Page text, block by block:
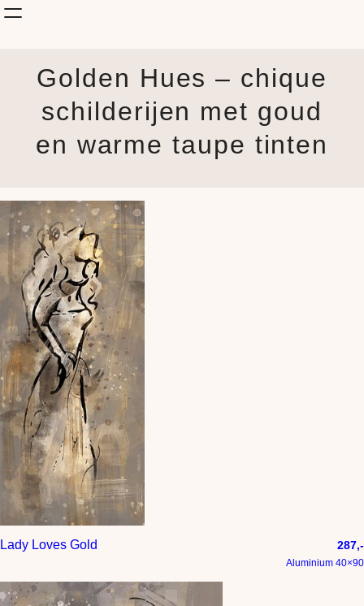
Onderwerp
KunstStijl
Albums
Blog
Golden Hues – chique
schilderijen met goud
en warme taupe tinten
Lady Loves Gold 287,-
Aluminium 40×90